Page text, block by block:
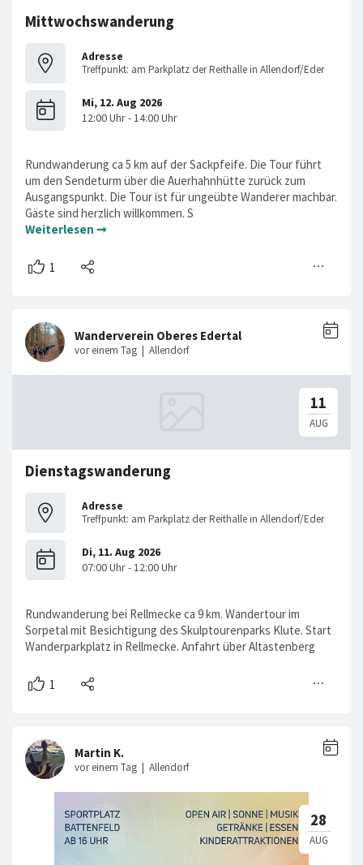
Mittwochswanderung
Adresse
Treffpunkt: am Parkplatz der Reithalle in Allendorf/Eder
Rundwanderung ca 5 km auf der Sackpfeife. Die Tour führt
um den Sendeturm über die Auerhahnhütte zurück zum
Ausgangspunkt. Die Tour ist für ungeübte Wanderer machbar.
Gäste sind herzlich willkommen. S
Weiterlesen ➞
Dienstagswanderung
Adresse
Treffpunkt: am Parkplatz der Reithalle in Allendorf/Eder
Rundwanderung bei Rellmecke ca 9 km. Wandertour im
Sorpetal mit Besichtigung des Skulptourenparks Klute. Start
Wanderparkplatz in Rellmecke. Anfahrt über Altastenberg